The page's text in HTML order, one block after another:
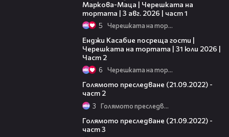
Маркова-Маца | Черешката на
тортата | 3 авг. 2026 | част 1
5 Черешката на тортата
Енджи Касабие посреща гости |
Черешката на тортата | 31 юли 2026 |
Част 2
6 Черешката на тортата
Голямото преследване (21.09.2022) -
част 2
3 Голямото преследване
Голямото преследване (21.09.2022) -
част 3